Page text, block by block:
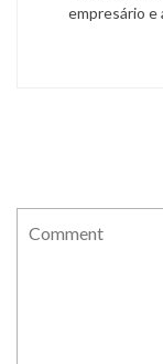
empresário e